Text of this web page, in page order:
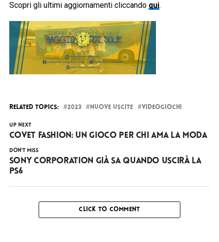
Scopri gli ultimi aggiornamenti cliccando qui.
RELATED TOPICS: 2023 NUOVE USCITE VIDEOGIOCHI
UP NEXT
Covet Fashion: un gioco per chi ama la moda
DON'T MISS
Sony Corporation già sa quando uscirà la
PS6
CLICK TO COMMENT